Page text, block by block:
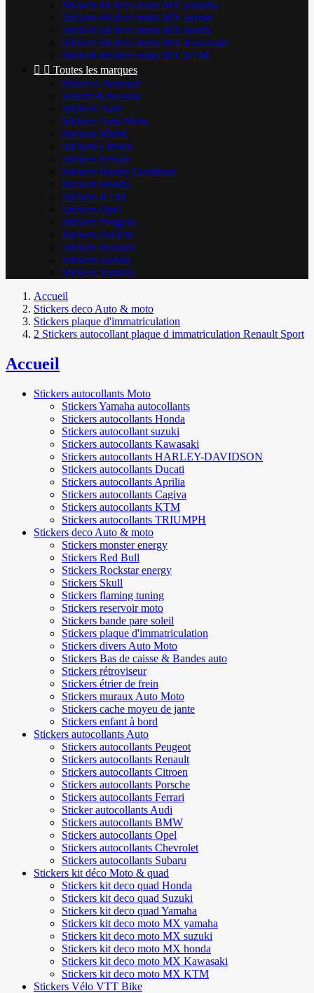
Stickers kit deco moto MX yamaha
Stickers kit deco moto MX suzuki
Stickers kit deco moto MX honda
Stickers kit deco moto MX Kawasaki
Stickers kit deco moto MX KTM
  Toutes les marques
Sickers Chevrolet
Sickers Kawasaki
Stickers Audi
Stickers Auto Moto
Stickers BMW
Stickers Citroen
Stickers Ferrari
Stickers Harley Davidson
Stickers Honda
Stickers KTM
Stickers Opel
Stickers Peugeot
Stickers Porsche
Stickers Renault
Stickers Suzuki
Stickers Yamaha
Accueil
Stickers deco Auto & moto
Stickers plaque d'immatriculation
2 Stickers autocollant plaque d immatriculation Renault Sport
Accueil
Stickers autocollants Moto
Stickers Yamaha autocollants
Stickers autocollants Honda
Stickers autocollant suzuki
Stickers autocollants Kawasaki
Stickers autocollants HARLEY-DAVIDSON
Stickers autocollants Ducati
Stickers autocollants Aprilia
Stickers autocollants Cagiva
Stickers autocollants KTM
Stickers autocollants TRIUMPH
Stickers deco Auto & moto
Stickers monster energy
Stickers Red Bull
Stickers Rockstar energy
Stickers Skull
Stickers flaming tuning
Stickers reservoir moto
Stickers bande pare soleil
Stickers plaque d'immatriculation
Stickers divers Auto Moto
Stickers Bas de caisse & Bandes auto
Stickers rétroviseur
Stickers étrier de frein
Stickers muraux Auto Moto
Stickers cache moyeu de jante
Stickers enfant à bord
Stickers autocollants Auto
Stickers autocollants Peugeot
Stickers autocollants Renault
Stickers autocollants Citroen
Stickers autocollants Porsche
Stickers autocollants Ferrari
Sticker autocollants Audi
Stickers autocollants BMW
Stickers autocollants Opel
Stickers autocollants Chevrolet
Stickers autocollants Subaru
Stickers kit déco Moto & quad
Stickers kit deco quad Honda
Stickers kit deco quad Suzuki
Stickers kit deco quad Yamaha
Stickers kit deco moto MX yamaha
Stickers kit deco moto MX suzuki
Stickers kit deco moto MX honda
Stickers kit deco moto MX Kawasaki
Stickers kit deco moto MX KTM
Stickers Vélo VTT Bike